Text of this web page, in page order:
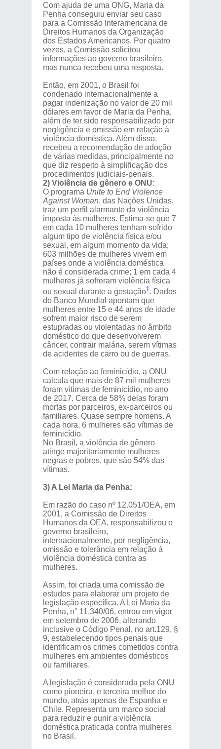
Com ajuda de uma ONG, Maria da
Penha conseguiu enviar seu caso
para a Comissão Interamericana de
Direitos Humanos da Organização
dos Estados Americanos. Por quatro
vezes, a Comissão solicitou
informações ao governo brasileiro,
mas nunca recebeu uma resposta.
Então, em 2001, o Brasil foi
condenado internacionalmente a
pagar indenização no valor de 20 mil
dólares em favor de Maria da Penha,
além de ter sido responsabilizado por
negligência e omissão em relação à
violência doméstica. Além disso,
recebeu a recomendação de adoção
de várias medidas, principalmente no
que diz respeito à simplificação dos
procedimentos judiciais-penais.
2) Violência de gênero e ONU:
O programa Unite to End Violence
Against Woman, das Nações Unidas,
traz um perfil alarmante da violência
imposta às mulheres. Estima-se que 7
em cada 10 mulheres tenham sofrido
algum tipo de violência física e/ou
sexual, em algum momento da vida;
603 milhões de mulheres vivem em
países onde a violência doméstica
não é considerada crime; 1 em cada 4
mulheres já sofreram violência física
ou sexual durante a gestação1. Dados
do Banco Mundial apontam que
mulheres entre 15 e 44 anos de idade
sofrem maior risco de serem
estupradas ou violentadas no âmbito
doméstico do que desenvolverem
câncer, contrair malária, serem vítimas
de acidentes de carro ou de guerras.
Com relação ao feminicídio, a ONU
calcula que mais de 87 mil mulheres
foram vítimas de feminicídio, no ano
de 2017. Cerca de 58% delas foram
mortas por parceiros, ex-parceiros ou
familiares. Quase sempre homens. A
cada hora, 6 mulheres são vítimas de
feminicídio.
No Brasil, a violência de gênero
atinge majoritariamente mulheres
negras e pobres, que são 54% das
vítimas.
3) A Lei Maria da Penha:
Em razão do caso nº 12.051/OEA, em
2001, a Comissão de Direitos
Humanos da OEA, responsabilizou o
governo brasileiro,
internacionalmente, por negligência,
omissão e tolerância em relação à
violência doméstica contra as
mulheres.
Assim, foi criada uma comissão de
estudos para elaborar um projeto de
legislação específica. A Lei Maria da
Penha, n° 11.340/06, entrou em vigor
em setembro de 2006, alterando
inclusive o Código Penal, no art.129, §
9, estabelecendo tipos penais que
identificam os crimes cometidos contra
mulheres em ambientes domésticos
ou familiares.
A legislação é considerada pela ONU
como pioneira, e terceira melhor do
mundo, atrás apenas de Espanha e
Chile. Representa um marco social
para reduzir e punir a violência
doméstica praticada contra mulheres
no Brasil.